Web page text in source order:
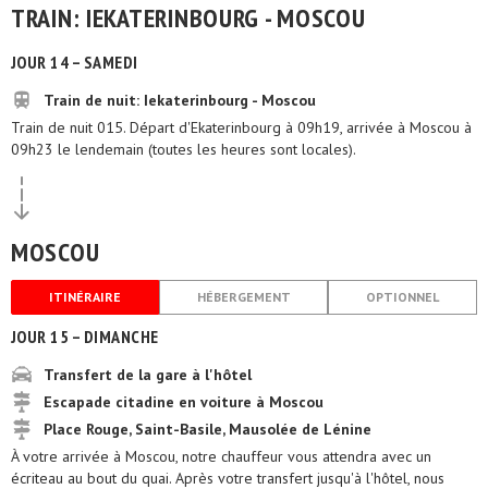
TRAIN: IEKATERINBOURG - MOSCOU
JOUR 14 – SAMEDI
Train de nuit: Iekaterinbourg - Moscou
Train de nuit 015. Départ d'Ekaterinbourg à 09h19, arrivée à Moscou à
09h23 le lendemain (toutes les heures sont locales).
MOSCOU
ITINÉRAIRE HÉBERGEMENT OPTIONNEL
JOUR 15 – DIMANCHE
Transfert de la gare à l'hôtel
Escapade citadine en voiture à Moscou
Place Rouge, Saint-Basile, Mausolée de Lénine
À votre arrivée à Moscou, notre chauffeur vous attendra avec un
écriteau au bout du quai. Après votre transfert jusqu'à l'hôtel, nous